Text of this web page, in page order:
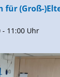
für (Groß-
- 11:00 Uhr